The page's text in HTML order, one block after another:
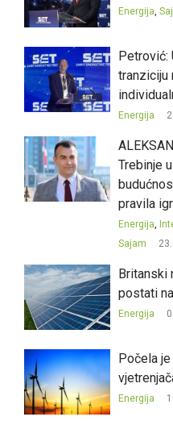
Energija,
Petrović:
tranziciju
Energija
Trebinje
pravila
Energija,
Sajam
Britanski
postati
Energija
Počela
Energija